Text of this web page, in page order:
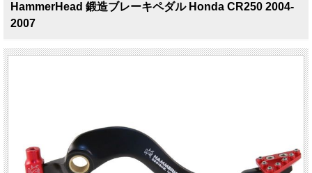
HammerHead 鍛造ブレーキペダル Honda CR250 2004-
2007